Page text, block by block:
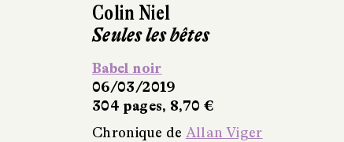
Colin Niel
Seules les bêtes
Babel noir
06/03/2019
304 pages, 8,70 €
Chronique de Allan Viger